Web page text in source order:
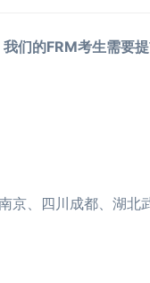
们的FRM考生需要
京、四川成都、湖